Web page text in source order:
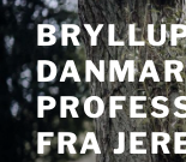
Videre
til
indhold
FRA